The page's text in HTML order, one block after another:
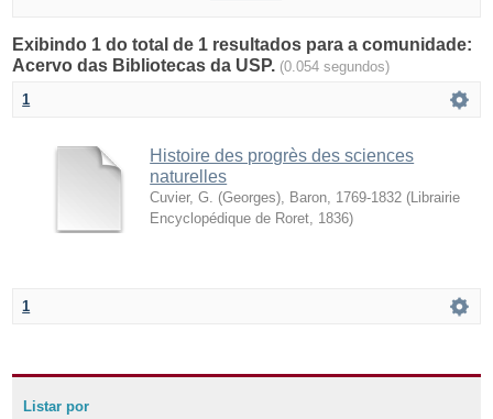
Exibindo 1 do total de 1 resultados para a comunidade:
Acervo das Bibliotecas da USP. (0.054 segundos)
1
Histoire des progrès des sciences
naturelles
Cuvier, G. (Georges), Baron, 1769-1832 ( Librairie
Encyclopédique de Roret 1836)
1
Listar por